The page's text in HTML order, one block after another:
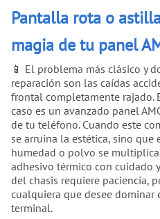
Pantalla rota o
magia de tu panel
📱 El problema más clásico y
reparación son las caídas
frontal completamente rajado.
caso es un avanzado panel
de tu teléfono. Cuando este
se arruina la estética, sino
humedad o polvo se
adhesivo térmico con cuidado
del chasis requiere paciencia,
cualquiera que desee dominar
terminal.